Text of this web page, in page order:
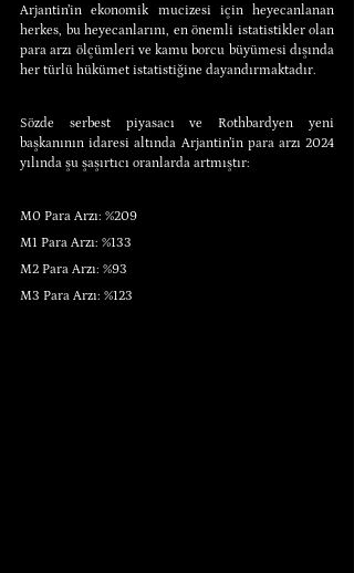
Arjantin’in ekonomik mucizesi için heyecanlanan
herkes, bu heyecanlarını, en önemli istatistikler olan
para arzı ölçümleri ve kamu borcu büyümesi dışında
her türlü hükümet istatistiğine dayandırmaktadır.
Sözde serbest piyasacı ve Rothbardyen yeni
başkanının idaresi altında Arjantin’in para arzı 2024
yılında şu şaşırtıcı oranlarda artmıştır:
M0 Para Arzı: %209
M1 Para Arzı: %133
M2 Para Arzı: %93
M3 Para Arzı: %123